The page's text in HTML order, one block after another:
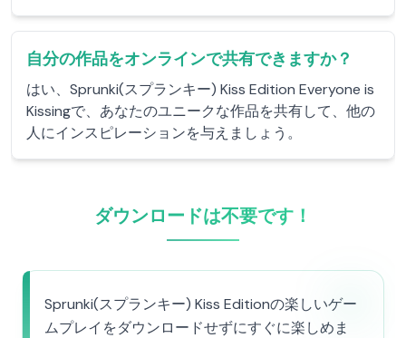
自分の作品をオンラインで共有できますか？
はい、Sprunki(スプランキー) Kiss Edition Everyone is
Kissingで、あなたのユニークな作品を共有して、他の
人にインスピレーションを与えましょう。
ダウンロードは不要です！
Sprunki(スプランキー) Kiss Editionの楽しいゲー
ムプレイをダウンロードせずにすぐに楽しめま